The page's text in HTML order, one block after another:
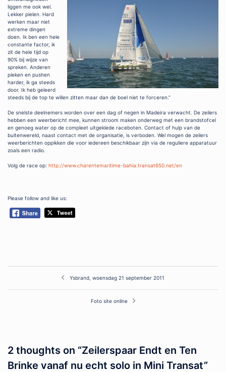
liggen me ook wel.
Lekker pielen. Hard
werken maar niet
extreme dingen
doen. Ik ben een hele
constante factor, ik
zit de hele tijd op
90% bij wijze van
spreken. Anderen
pieken en pushen
harder, ik ga steeds
door. Ik heb geleerd
steeds bij de top te willen zitten maar dan de boel niet te forceren.”
De snelste deelnemers worden over een dag of negen in Madeira verwacht. De zeilers
hebben een weerbericht mee, kunnen stroom maken onderweg met een brandstofcel
en genoeg water op de compleet uitgeklede raceboten. Contact of hulp van de
buitenwereld, naast contact met de organisatie, is verboden. Wel mogen de zeilers
weerberichten oppikken die voor iedereen beschikbaar zijn via de reguliere apparatuur
zoals een radio.
Volg de race op: http://www.charentemaritime-bahia.transat650.net/en
Please follow and like us:
navigation
Ysbrand, woensdag 21 september 2011
Foto site online
2 thoughts on “Zeilerspaar Endt en Ten
Brinke vanaf nu echt solo in Mini Transat”